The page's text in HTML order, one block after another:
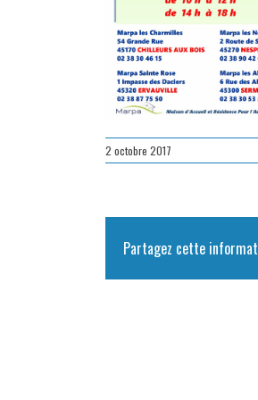
2 octobre 2017
Partagez cette